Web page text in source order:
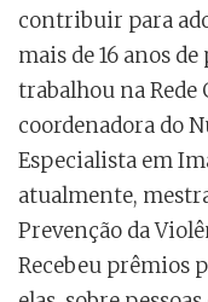
contribuir para
mais de 16 anos
trabalhou na
coordenadora do
Especialista em
atualmente,
Prevenção da
Recebeu prêmios